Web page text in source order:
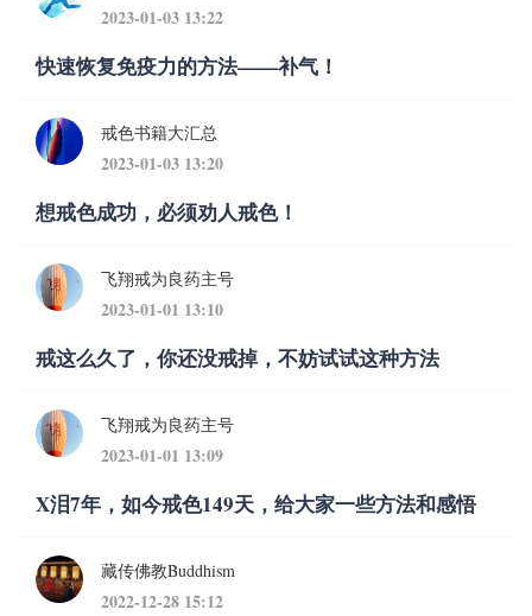
2023-01-03 13:22
快速恢复免疫力的方法——补气！
戒色书籍大汇总
2023-01-03 13:20
想戒色成功，必须劝人戒色！
飞翔戒为良药主号
2023-01-01 13:10
戒这么久了，你还没戒掉，不妨试试这种方法
飞翔戒为良药主号
2023-01-01 13:09
X泪7年，如今戒色149天，给大家一些方法和感悟
藏传佛教Buddhism
2022-12-28 15:12